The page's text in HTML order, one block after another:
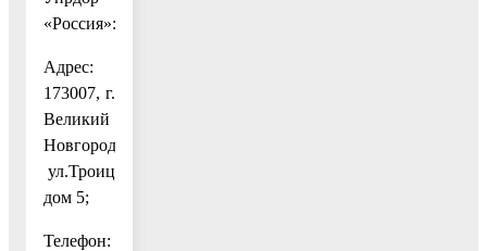
«Россия»:
Адрес:
173007, г.
Великий
Новгород,
ул.Троицкая,
дом 5;
Телефон: